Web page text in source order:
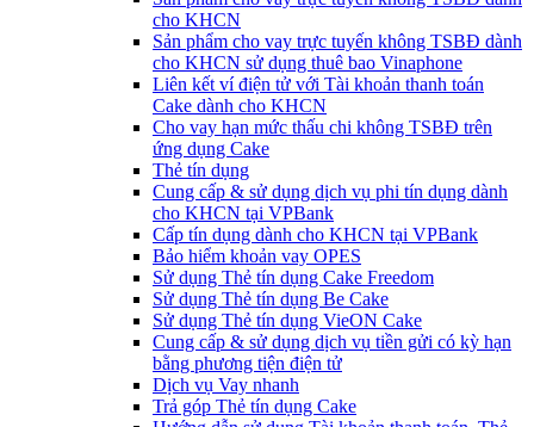
cho KHCN
Sản phẩm cho vay trực tuyến không TSBĐ dành
cho KHCN sử dụng thuê bao Vinaphone
Liên kết ví điện tử với Tài khoản thanh toán
Cake dành cho KHCN
Cho vay hạn mức thấu chi không TSBĐ trên
ứng dụng Cake
Thẻ tín dụng
Cung cấp & sử dụng dịch vụ phi tín dụng dành
cho KHCN tại VPBank
Cấp tín dụng dành cho KHCN tại VPBank
Bảo hiểm khoản vay OPES
Sử dụng Thẻ tín dụng Cake Freedom
Sử dụng Thẻ tín dụng Be Cake
Sử dụng Thẻ tín dụng VieON Cake
Cung cấp & sử dụng dịch vụ tiền gửi có kỳ hạn
bằng phương tiện điện tử
Dịch vụ Vay nhanh
Trả góp Thẻ tín dụng Cake